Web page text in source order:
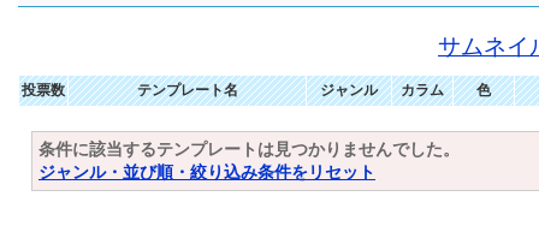
サムネイ
投票数 テンプレート名 ジャンル カラム 色
条件に該当するテンプレートは見つかりませんでした。
ジャンル・並び順・絞り込み条件をリセット